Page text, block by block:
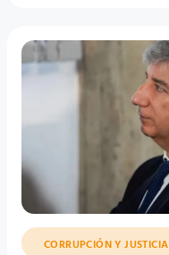
CORRUPCIÓN Y JUSTICIA